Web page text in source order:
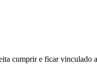
cumprir e ficar vinculado